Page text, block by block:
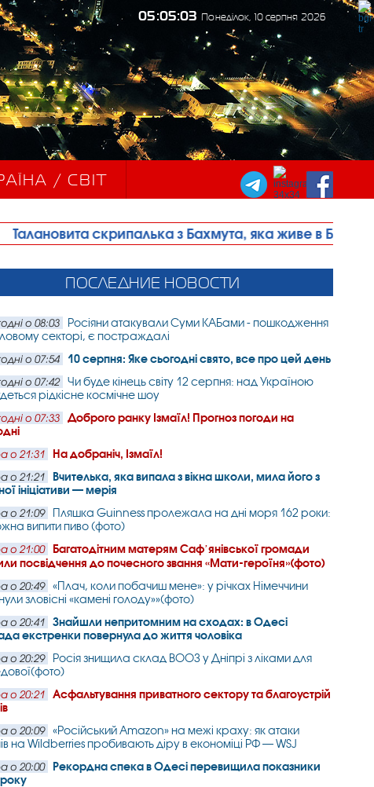
05:05:05 Понеділок, 10 серпня 2026
/ СВІТ
з Бахмута, яка живе в Болграді, стала
ПОСЛЕДНИЕ НОВОСТИ
о 08:03
Росіяни атакували Суми КАБами - пошкодження
секторі, є постраждалі
о 07:54 10 серпня: Яке сьогодні свято, все про цей день
о 07:42
Чи буде кінець світу 12 серпня: над Україною
рідкісне космічне шоу
о 07:33
Доброго ранку Ізмаїл! Прогноз погоди на
о 21:31 На добраніч, Ізмаїл!
о 21:21
Вчителька, яка випала з вікна школи, мила його з
ініціативи — мерія
о 21:09
Пляшка Guinness пролежала на дні моря 162 роки:
випити пиво (фото)
о 21:00
Багатодітним матерям Сафʼянівської громади
посвідчення до почесного звання «Мати-героїня»(фото)
о 20:49
«Плач, коли побачиш мене»: у річках Німеччини
зловісні «камені голоду»»(фото)
о 20:41
Знайшли непритомним на сходах: в Одесі
екстренки повернула до життя чоловіка
о 20:29
Росія знищила склад ВООЗ у Дніпрі з ліками для
о 20:21
Асфальтування приватного сектору та благоустрій
о 20:09
«Російський Amazon» на межі краху: як атаки
на Wildberries пробивають діру в економіці РФ — WSJ
о 20:00
Рекордна спека в Одесі перевищила показники